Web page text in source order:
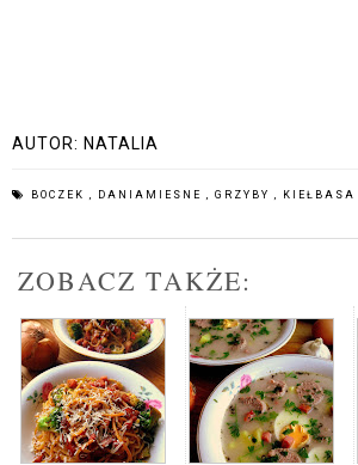
AUTOR: NATALIA
BOCZEK DANIAMIESNE GRZYBY KIEŁBASA
ZOBACZ TAKŻE: